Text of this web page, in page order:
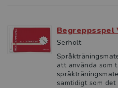
Begreppsspel
Serholt
att använda som
samtidigt som